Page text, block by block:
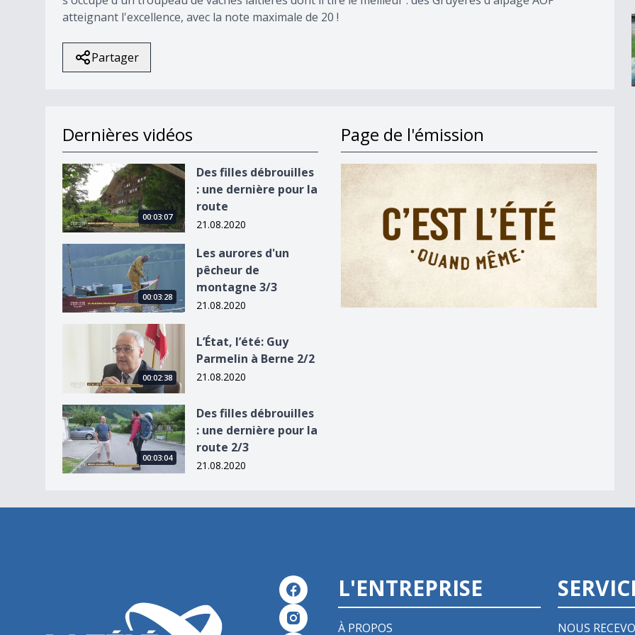
atteignant l'excellence, avec la note maximale de 20 !
Partager
Dernières vidéos
Des filles débrouilles : une dernière pour la route
00:03:07
Des filles débrouilles
: une dernière pour la
route
21.08.2020
Les aurores d&#039;un pêcheur de montagne 3/3
00:03:28
Les aurores d'un
pêcheur de
montagne 3/3
21.08.2020
L’État, l’été: Guy Parmelin à Berne 2/2
00:02:38
L’État, l’été: Guy
Parmelin à Berne 2/2
21.08.2020
Des filles débrouilles : une dernière pour la route 2/3
00:03:04
Des filles débrouilles
: une dernière pour la
route 2/3
21.08.2020
Page de l'émission
L'ENTREPRISE
À PROPOS NOUS